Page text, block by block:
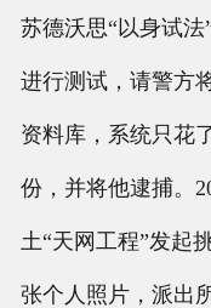
苏德沃思“以身试
进行测试，请警方
资料库，系统只花
份，并将他逮捕。
土“天网工程”发起
张个人照片，派出